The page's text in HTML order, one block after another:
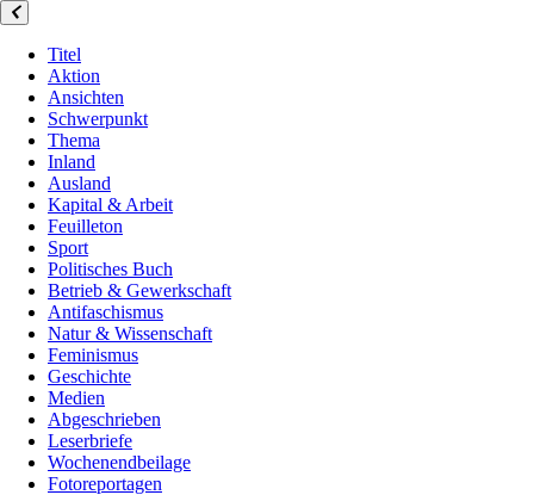
Titel
Aktion
Ansichten
Schwerpunkt
Thema
Inland
Ausland
Kapital & Arbeit
Feuilleton
Sport
Politisches Buch
Betrieb & Gewerkschaft
Antifaschismus
Natur & Wissenschaft
Feminismus
Geschichte
Medien
Abgeschrieben
Leserbriefe
Wochenendbeilage
Fotoreportagen